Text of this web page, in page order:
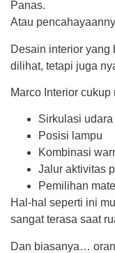
Panas.
Atau
Desain interior yang
dilihat, tetapi juga
Marco Interior
Sirkulasi udara
Posisi lampu
Kombinasi
Jalur aktivitas
Pemilihan
Hal-hal seperti ini
sangat terasa saat
Dan biasanya…